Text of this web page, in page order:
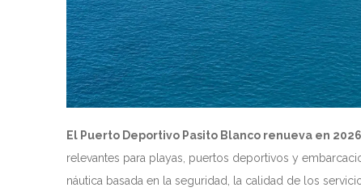
El Puerto Deportivo Pasito Blanco renueva en
relevantes para playas, puertos deportivos y
náutica basada en la seguridad, la calidad de los